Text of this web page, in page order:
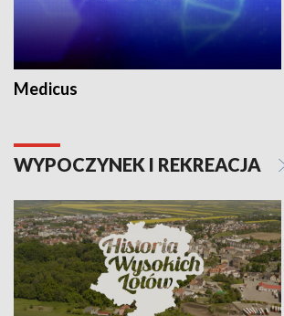
Medicus
WYPOCZYNEK I REKREACJA